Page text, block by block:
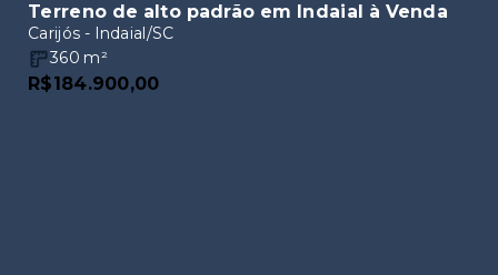
Terreno de alto padrão em Indaial à Venda
Carijós - Indaial/SC
360 m²
R$184.900,00